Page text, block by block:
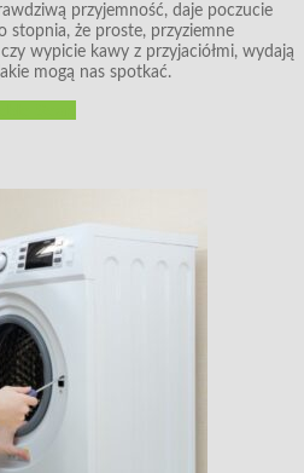
przyjemność, daje poczucie
stopnia, że proste, przyziemne
wypicie kawy z przyjaciółmi, wydają
mogą nas spotkać.